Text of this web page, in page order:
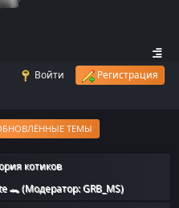
Войти Регистрация
ТЕМЫ
котиков
🐊(Модератор:GRB_MS)